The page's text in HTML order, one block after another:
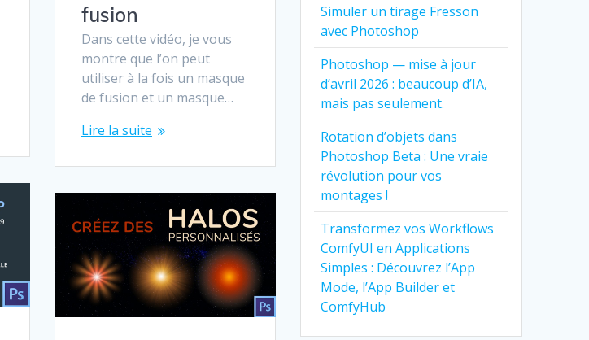
fusion
Dans cette vidéo, je vous
montre que l’on peut
utiliser à la fois un masque
de fusion et un masque…
Lire la suite
Simuler un tirage Fresson
avec Photoshop
Photoshop — mise à jour
d’avril 2026 : beaucoup d’IA,
mais pas seulement.
Rotation d’objets dans
Photoshop Beta : Une vraie
révolution pour vos
montages !
Transformez vos Workflows
ComfyUI en Applications
Simples : Découvrez l’App
Mode, l’App Builder et
ComfyHub